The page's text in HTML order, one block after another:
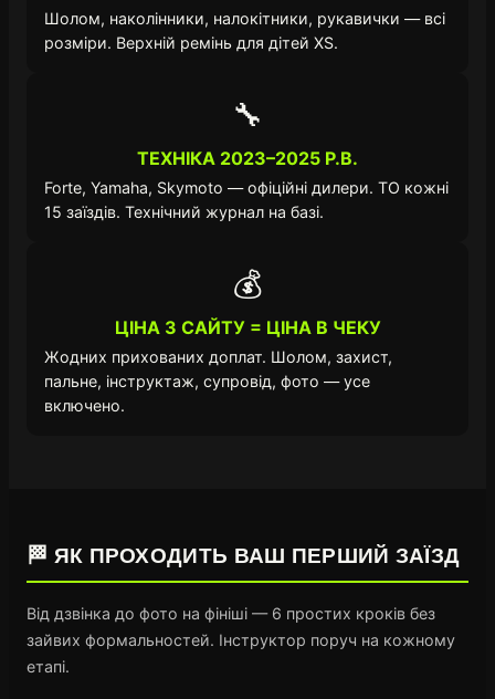
Шолом, наколінники, налокітники, рукавички — всі
розміри. Верхній ремінь для дітей XS.
🔧
ТЕХНІКА 2023–2025 Р.В.
Forte, Yamaha, Skymoto — офіційні дилери. ТО кожні
15 заїздів. Технічний журнал на базі.
💰
ЦІНА З САЙТУ = ЦІНА В ЧЕКУ
Жодних прихованих доплат. Шолом, захист,
пальне, інструктаж, супровід, фото — усе
включено.
🏁 ЯК ПРОХОДИТЬ ВАШ ПЕРШИЙ ЗАЇЗД
Від дзвінка до фото на фініші — 6 простих кроків без
зайвих формальностей. Інструктор поруч на кожному
етапі.